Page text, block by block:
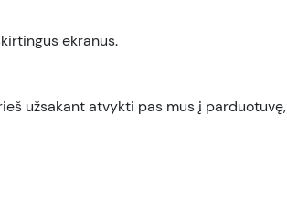
ekranus.
užsakant atvykti pas mus į parduotuvę,